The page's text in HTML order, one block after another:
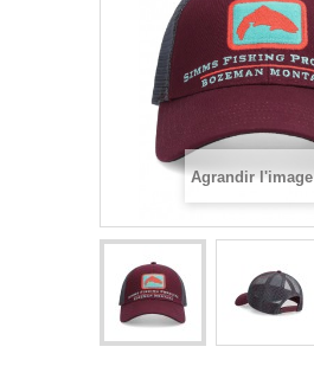
Agrandir l'image